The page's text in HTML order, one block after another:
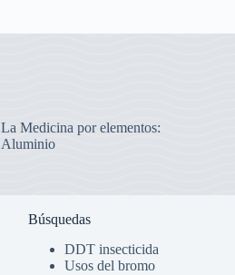
La Medicina por elementos:
Aluminio
Búsquedas
DDT insecticida
Usos del bromo